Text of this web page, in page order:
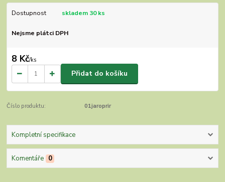
Dostupnost skladem 30 ks
Nejsme plátci DPH
8 Kč/ks
Přidat do košíku
Číslo produktu: 01jaroprir
Kompletní specifikace
Komentáře 0